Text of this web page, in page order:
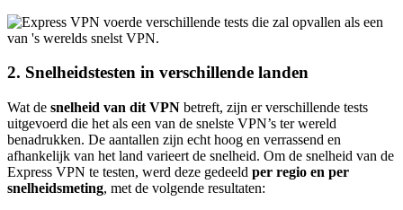
2. Snelheidstesten in verschillende landen
Wat de snelheid van dit VPN betreft, zijn er verschillende tests
uitgevoerd die het als een van de snelste VPN’s ter wereld
benadrukken. De aantallen zijn echt hoog en verrassend en
afhankelijk van het land varieert de snelheid. Om de snelheid van de
Express VPN te testen, werd deze gedeeld per regio en per
snelheidsmeting, met de volgende resultaten: